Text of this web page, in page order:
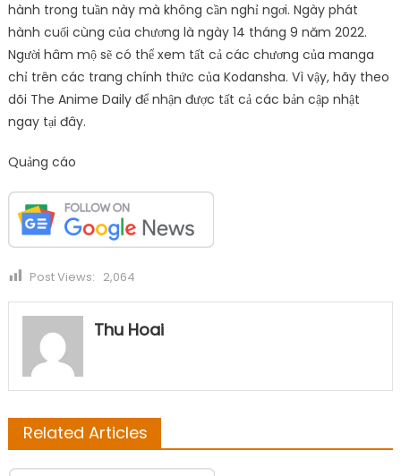
hành trong tuần này mà không cần nghỉ ngơi. Ngày phát
hành cuối cùng của chương là ngày 14 tháng 9 năm 2022.
Người hâm mộ sẽ có thể xem tất cả các chương của manga
chỉ trên các trang chính thức của Kodansha. Vì vậy, hãy theo
dõi The Anime Daily để nhận được tất cả các bản cập nhật
ngay tại đây.
Quảng cáo
Post Views: 2,064
Thu Hoai
Related Articles